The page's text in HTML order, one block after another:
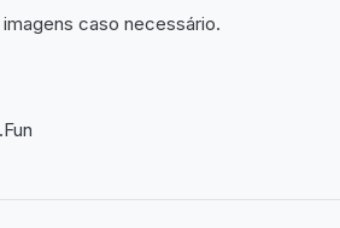
caso necessário.